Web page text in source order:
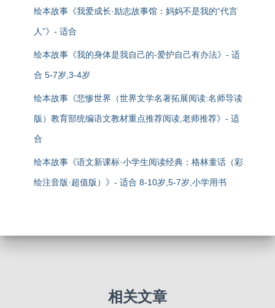
绘本故事《我爱成长·励志故事馆：妈妈不是我的“代言
人”》- 适合
绘本故事《我的身体是我自己的-爱护自己有办法》- 适
合 5-7岁,3-4岁
绘本故事《悲惨世界（世界文学名著拓展阅读:名师导读
版）教育部统编语文教材重点推荐阅读,老师推荐》- 适
合
绘本故事《语文新课标·小学生阅读经典：格林童话（彩
绘注音版·超值版）》- 适合 8-10岁,5-7岁,小学用书
相关文章